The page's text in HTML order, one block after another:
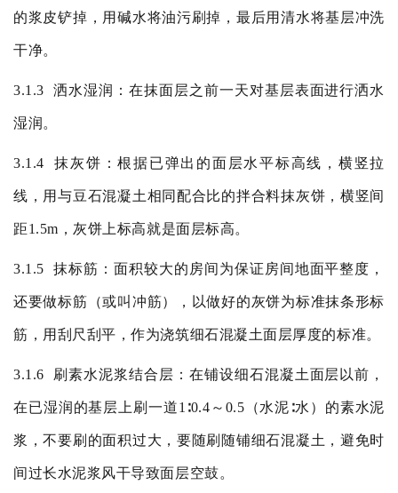
的浆皮铲掉，用碱水将油污刷掉，最后用清水将基层冲洗
干净。
3.1.3 洒水湿润：在抹面层之前一天对基层表面进行洒水
湿润。
3.1.4抹灰饼：根据已弹出的面层水平标高线，横竖拉
线，用与豆石混凝土相同配合比的拌合料抹灰饼，横竖间
距1.5m ，灰饼上标高就是面层标高。
3.1.5 抹标筋：面积较大的房间为保证房间地面平整度，
还要做标筋（或叫冲筋），以做好的灰饼为标准抹条形标
筋，用刮尺刮平，作为浇筑细石混凝土面层厚度的标准。
3.1.6 刷素水泥浆结合层：在铺设细石混凝土面层以前，
在已湿润的基层上刷一道1 ∶0.4 ～ 0.5 （水泥 ∶水）的素水泥
浆，不要刷的面积过大，要随刷随铺细石混凝土，避免时
间过长水泥浆风干导致面层空鼓。